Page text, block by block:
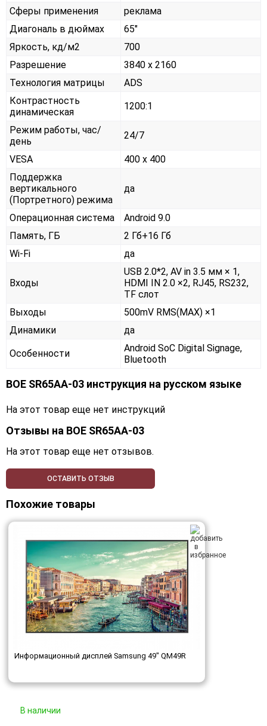
Сферы применения
реклама
Диагональ в дюймах
65"
Яркость, кд/м2
700
Разрешение
3840 x 2160
Технология матрицы
ADS
Контрастность
динамическая
1200:1
Режим работы, час/
день
24/7
VESA
400 x 400
Поддержка
вертикального
(Портретного) режима
да
Операционная система
Android 9.0
Память, ГБ
2 Гб+16 Гб
Wi-Fi
да
Входы
USB 2.0*2, AV in 3.5 мм × 1,
HDMI IN 2.0 ×2, RJ45, RS232,
TF слот
Выходы
500mV RMS(MAX) ×1
Динамики
да
Особенности
Android SoC Digital Signage,
Bluetooth
BOE SR65AA-03 инструкция на русском языке
На этот товар еще нет инструкций
Отзывы на BOE SR65AA-03
На этот товар еще нет отзывов.
ОСТАВИТЬ ОТЗЫВ
Похожие товары
Информационный дисплей Samsung 49" QM49R
В наличии